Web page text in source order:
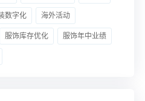
数字化 海外活动
服饰库存优化 服饰年中业绩